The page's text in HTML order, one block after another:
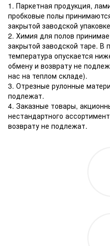
1. Паркетная продукция,
пробковые полы
закрытой заводской
2. Химия для полов
закрытой заводской таре. В
температура опускается
обмену и возврату не
нас на теплом складе).
3. Отрезные рулонные
подлежат.
4. Заказные товары,
нестандартного
возврату не подлежат.